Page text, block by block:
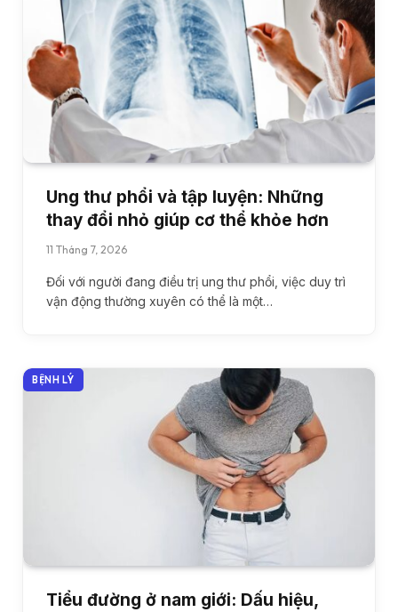
Ung thư phổi và tập luyện: Những
thay đổi nhỏ giúp cơ thể khỏe hơn
11 Tháng 7, 2026
Đối với người đang điều trị ung thư phổi, việc duy trì
vận động thường xuyên có thể là một…
BỆNH LÝ
Tiểu đường ở nam giới: Dấu hiệu,